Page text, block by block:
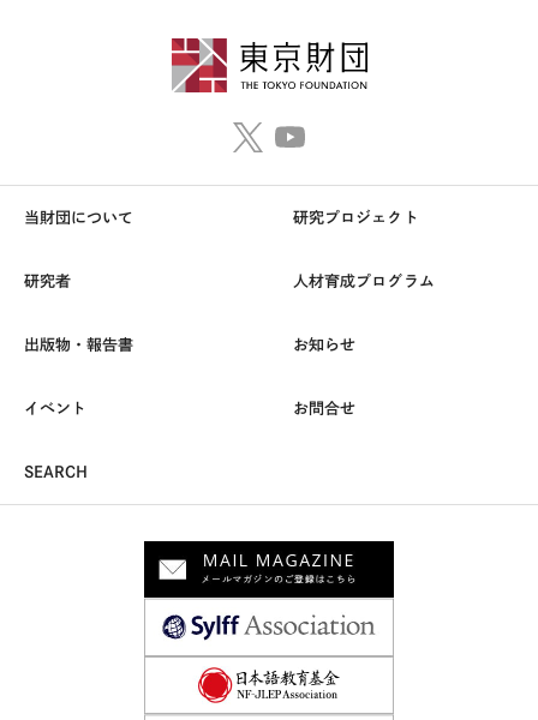
当財団について 研究プロジェクト
研究者 人材育成プログラム
出版物・報告書 お知らせ
イベント お問合せ
SEARCH